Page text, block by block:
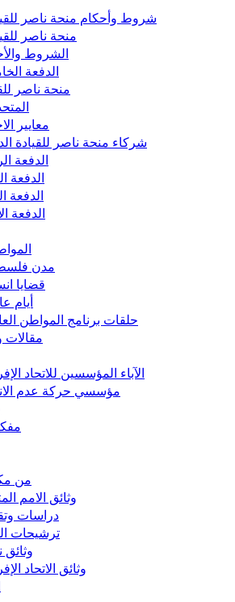
شروط وأحكام منحة ناصر
منحة ناصر
الشروط
الدفعة
منحة ناصر
معايير
شركاء منحة ناصر للقيادة
الدفعة
الدفعة
الدفعة
الدفعة
مدن
قضايا
أيام
حلقات برنامج المواطن
مقالات
الآباء المؤسسين للاتحاد
مؤسسي حركة عدم
من
وثائق الامم
دراسات
ترشيحات
وثائق
وثائق الاتحاد